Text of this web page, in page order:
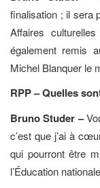
finalisation ; il sera
Affaires
également remis
Michel Blanquer le
RPP – Quelles
Bruno Studer –
c’est que j’ai à
qui pourront être
l’Éducation